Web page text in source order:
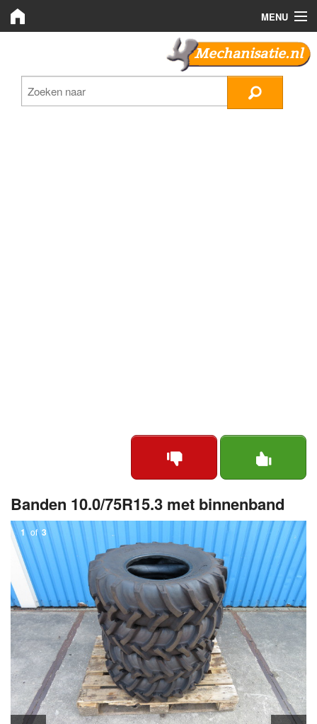
MENU
Zoeken
Mechanisatie.nl
Banden 10.0/75R15.3 met binnenband
1 of 3